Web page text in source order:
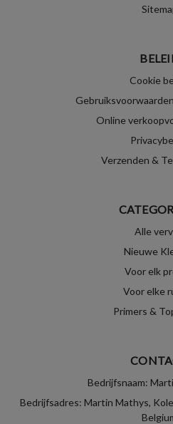
Cookie
Online
Verzenden &
Alle
Nieuwe
Voor elk
Voor elke
Primers &
Bedrijfsnaam:
Bedrijfsadres: Martin Mathys,